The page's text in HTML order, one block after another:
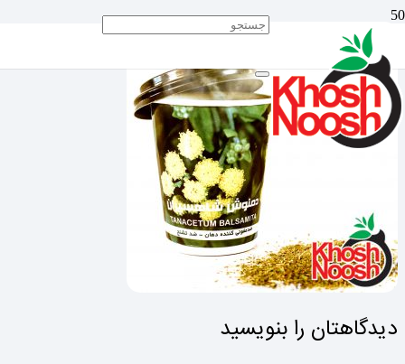
دیدگاهتان را بنویسید